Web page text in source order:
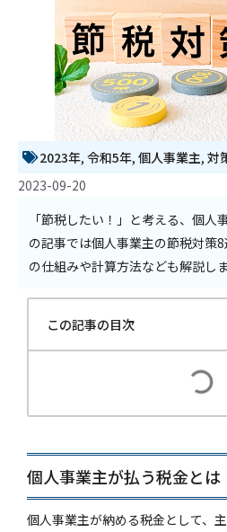
2023年, 令和5年, 個人事業主, 対
2023-09-20
「節税したい！」と考える、個人
の記事では個人事業主の節税対策
の仕組みや計算方法なども解説しま
この記事の目次
個人事業主が払う税金とは
個人事業主が納める税金として、